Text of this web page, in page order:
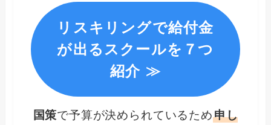
リスキリングで給付金
が出るスクールを７つ
紹介 ≫
国策で予算が決められているため申し